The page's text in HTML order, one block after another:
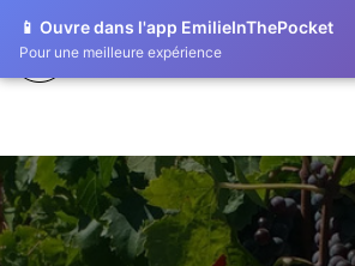
📱 Ouvre dans l'app EmilieInThePocket
Pour une meilleure expérience
EMILIE IN THE POCKET